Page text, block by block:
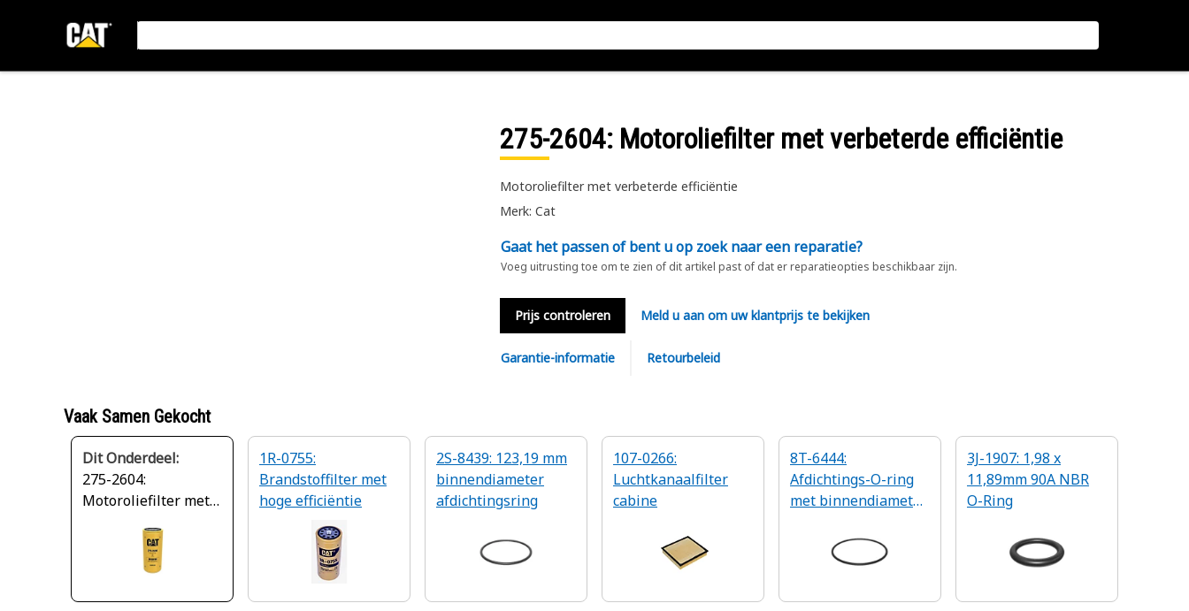
275-2604: Motoroliefilter met verbeterde efficiëntie
Motoroliefilter met verbeterde efficiëntie
Merk: Cat
Gaat het passen of bent u op zoek naar een reparatie?
Voeg uitrusting toe om te zien of dit artikel past of dat er reparatieopties beschikbaar zijn.
Prijs controleren Meld u aan om uw klantprijs te bekijken
Garantie-informatie Retourbeleid
Vaak Samen Gekocht
Dit Onderdeel:
275-2604:
Motoroliefilter met
efficiëntie
1R-0755:
Brandstoffilter met
hoge efficiëntie
2S-8439: 123,19 mm
binnendiameter
afdichtingsring
107-0266:
Luchtkanaalfilter
cabine
8T-6444:
Afdichtings-O-ring
met binnendiameter
3J-1907: 1,98 x
11,89mm 90A NBR
O-Ring